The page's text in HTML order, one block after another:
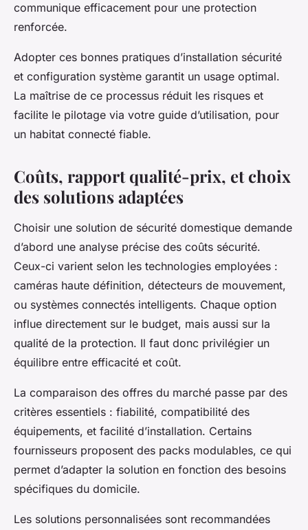
communique efficacement pour une protection
renforcée.
Adopter ces bonnes pratiques d’installation sécurité
et configuration système garantit un usage optimal.
La maîtrise de ce processus réduit les risques et
facilite le pilotage via votre guide d’utilisation, pour
un habitat connecté fiable.
Coûts, rapport qualité-prix, et choix
des solutions adaptées
Choisir une solution de sécurité domestique demande
d’abord une analyse précise des coûts sécurité.
Ceux-ci varient selon les technologies employées :
caméras haute définition, détecteurs de mouvement,
ou systèmes connectés intelligents. Chaque option
influe directement sur le budget, mais aussi sur la
qualité de la protection. Il faut donc privilégier un
équilibre entre efficacité et coût.
La comparaison des offres du marché passe par des
critères essentiels : fiabilité, compatibilité des
équipements, et facilité d’installation. Certains
fournisseurs proposent des packs modulables, ce qui
permet d’adapter la solution en fonction des besoins
spécifiques du domicile.
Les solutions personnalisées sont recommandées